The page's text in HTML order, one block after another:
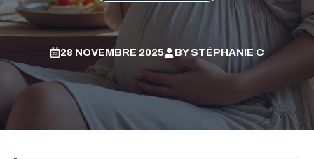
28 NOVEMBRE 2025 BYSTÉPHANIE C